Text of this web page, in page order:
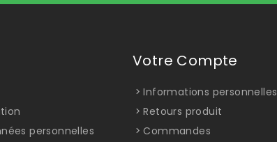
personnelles
Votre Compte
Informations personnelles
Retours produit
Commandes